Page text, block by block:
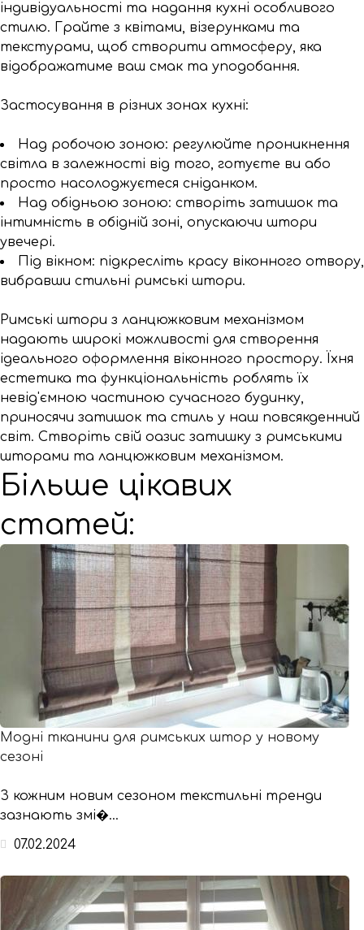
індивідуальності та надання кухні особливого
стилю. Грайте з квітами, візерунками та
текстурами, щоб створити атмосферу, яка
відображатиме ваш смак та уподобання.
Застосування в різних зонах кухні:
Над робочою зоною: регулюйте проникнення
світла в залежності від того, готуєте ви або
просто насолоджуєтеся сніданком.
Над обідньою зоною: створіть затишок та
інтимність в обідній зоні, опускаючи штори
увечері.
Під вікном: підкресліть красу віконного отвору,
вибравши стильні римські штори.
Римські штори з ланцюжковим механізмом
надають широкі можливості для створення
ідеального оформлення віконного простору. Їхня
естетика та функціональність роблять їх
невід'ємною частиною сучасного будинку,
приносячи затишок та стиль у наш повсякденний
світ. Створіть свій оазис затишку з римськими
шторами та ланцюжковим механізмом.
Більше цікавих
статей:
Модні тканини для римських штор у новому
сезоні
З кожним новим сезоном текстильні тренди
зазнають змі�...
07.02.2024